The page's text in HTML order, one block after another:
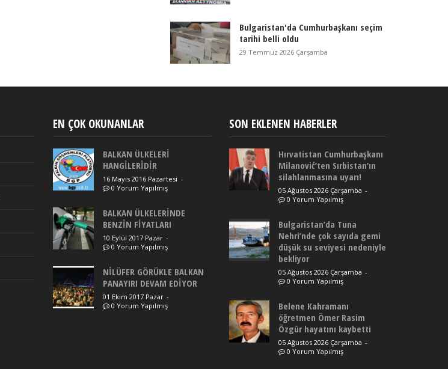
Bulgaristan'da Cumhurbaşkanı seçim
tarihi belli oldu
29 Temmuz 2026 Çarşamba
EN ÇOK OKUNANLAR
BALKAN ÜLKELERİ
HANGİLERİDİR
16 Mayıs 2016 Pazartesi -
0 Yorum Yapılmış
BALKAN ÜLKELERİNDE
BENZİN FİYATLARI
10 Eylül 2017 Pazar -
0 Yorum Yapılmış
NİLÜFER GÖRÜKLE BALKAN
PANAYIRI DEVAM EDİYOR
01 Ekim 2017 Pazar -
0 Yorum Yapılmış
SON EKLENEN HABERLER
Hırvatistan Cumhurbaşkanı
Milanović’ten Sırbistan’ın
silahlanmasına uyarı!
05 Ağustos 2026 Çarşamba -
0 Yorum Yapılmış
Bulgaristan’da Tuna
Nehri’nde çok sayıda gemi
düşük su seviyesi nedeniyle
bekliyor
05 Ağustos 2026 Çarşamba -
0 Yorum Yapılmış
Belene Kahramanı
öğretmen Ömer Rasim
Özgür hayatını kaybetti
05 Ağustos 2026 Çarşamba -
0 Yorum Yapılmış